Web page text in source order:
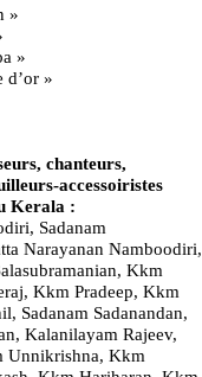
»
»
d’or »
chanteurs,
accessoiristes
Kerala :
Sadanam
Narayanan Namboodiri,
Kkm
Kkm Pradeep, Kkm
Sadanam Sadanandan,
Kalanilayam Rajeev,
Unnikrishna, Kkm